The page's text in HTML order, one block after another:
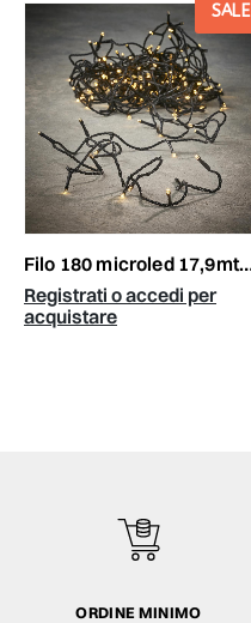
SALE
filo 180 microled 17,9mt. l.calda/f.nero flashing esterno
Registrati o accedi per
acquistare
ORDINE MINIMO